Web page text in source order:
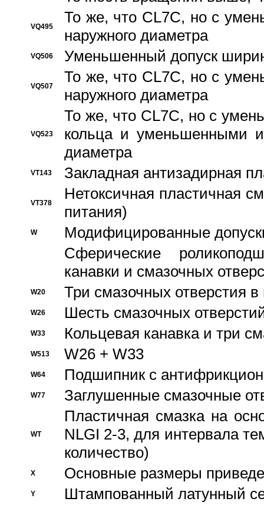
VQ495
То же, что CL7C, но с
наружного диаметра
VQ506 Уменьшенный допуск
VQ507
То же, что CL7C, но с
наружного диаметра
VQ523
То же, что CL7C, но с
кольца и уменьшенными
диаметра
VT143 Закладная антизадирная
VT378
Нетоксичная пластичная
питания)
W
Модифицированные
Сферические
канавки и смазочных
W20 Три смазочных отверстия
W26 Шесть смазочных
W33 Кольцевая канавка и три
W513 W26 + W33
W64 Подшипник с
W77 Заглушенные смазочные
WT
Пластичная смазка на
NLGI 2-3, для интервала
количество)
X Основные размеры
Y Штампованный латунный